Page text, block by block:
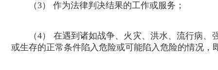
（3） 作为法律判决结果的工作或服务；
（4） 在遇到诸如战争、火灾、洪水、流行病
或生存的正常条件陷入危险或可能陷入危险的情况，